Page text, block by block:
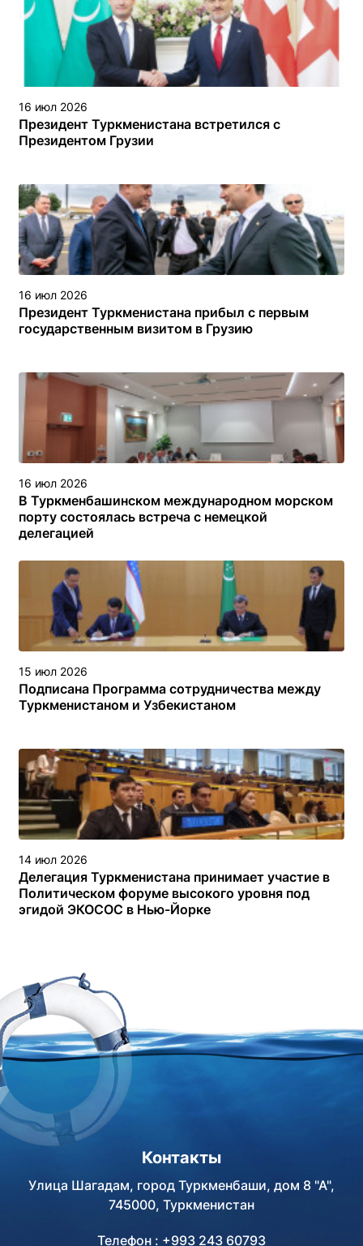
16 июл 2026
Президент Туркменистана встретился с
Президентом Грузии
16 июл 2026
Президент Туркменистана прибыл с первым
государственным визитом в Грузию
16 июл 2026
В Туркменбашинском международном морском
порту состоялась встреча с немецкой
делегацией
15 июл 2026
Подписана Программа сотрудничества между
Туркменистаном и Узбекистаном
14 июл 2026
Делегация Туркменистана принимает участие в
Политическом форуме высокого уровня под
эгидой ЭКОСОС в Нью-Йорке
Контакты
Улица Шагадам, город Туркменбаши, дом 8 "А",
745000, Туркменистан
Телефон : +993 243 60793